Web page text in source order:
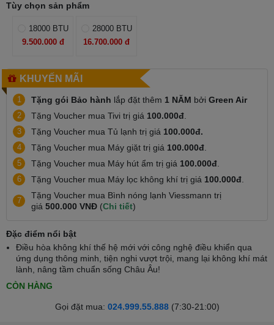
Tùy chọn sản phẩm
18000 BTU
9.500.000 đ
28000 BTU
16.700.000 đ
KHUYẾN MÃI
1 Tặng gói Bảo hành lắp đặt thêm 1 NĂM bởi Green Air
2 Tặng Voucher mua Tivi trị giá 100.000đ
3 Tặng Voucher mua Tủ lạnh trị giá 100.000đ.
4 Tặng Voucher mua Máy giặt trị giá 100.000đ
5 Tặng Voucher mua Máy hút ẩm trị giá 100.000đ
6 Tặng Voucher mua Máy lọc không khí trị giá 100.000đ
7
Tặng Voucher mua Bình nóng lạnh Viessmann trị
giá 500.000 VNĐ (Chi tiết)
Đặc điểm nổi bật
Điều hòa không khí thế hệ mới với công nghệ điều khiển qua
ứng dụng thông minh, tiện nghi vượt trội, mang lại không khí mát
lành, nâng tầm chuẩn sống Châu Âu!
CÒN HÀNG
Gọi đặt mua: 024.999.55.888(7:30-21:00)